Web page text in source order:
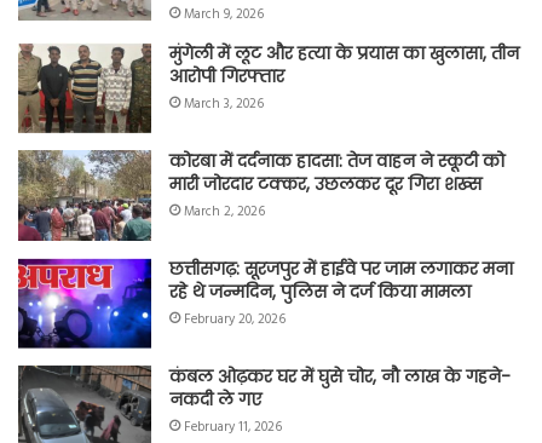
March 9, 2026
मुंगेली में लूट और हत्या के प्रयास का खुलासा, तीन
आरोपी गिरफ्तार
March 3, 2026
कोरबा में दर्दनाक हादसा: तेज वाहन ने स्कूटी को
मारी जोरदार टक्कर, उछलकर दूर गिरा शख्स
March 2, 2026
छत्तीसगढ़: सूरजपुर में हाईवे पर जाम लगाकर मना
रहे थे जन्मदिन, पुलिस ने दर्ज किया मामला
February 20, 2026
कंबल ओढ़कर घर में घुसे चोर, नौ लाख के गहने-
नकदी ले गए
February 11, 2026